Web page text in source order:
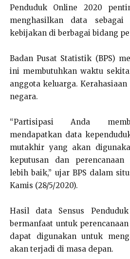
Penduduk Online 2020
menghasilkan data sebagai
kebijakan di berbagai bidang
Badan Pusat Statistik (BPS)
ini membutuhkan waktu
anggota keluarga.
negara.
“Partisipasi Anda
mendapatkan data
mutakhir yang akan
keputusan dan perencanaan
lebih baik,” ujar BPS dalam
Kamis (28/5/2020).
Hasil data Sensus
bermanfaat untuk
dapat digunakan untuk
akan terjadi di masa depan.